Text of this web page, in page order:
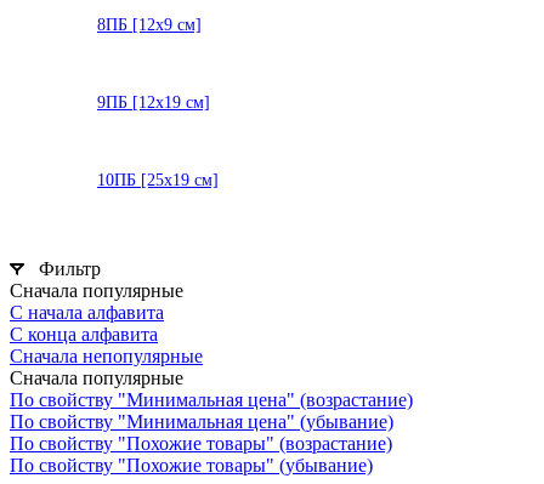
8ПБ [12х9 см]
9ПБ [12х19 см]
10ПБ [25х19 см]
Фильтр
Сначала популярные
С начала алфавита
С конца алфавита
Сначала непопулярные
Сначала популярные
По свойству "Минимальная цена" (возрастание)
По свойству "Минимальная цена" (убывание)
По свойству "Похожие товары" (возрастание)
По свойству "Похожие товары" (убывание)